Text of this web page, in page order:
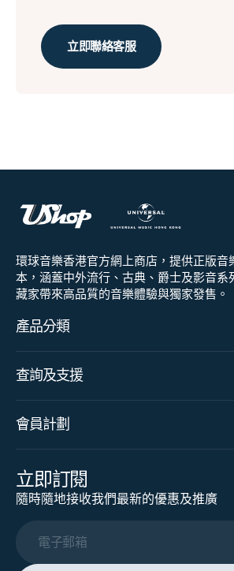
立即聯絡客服
環球音樂香港官方網上商店，提供正版音
本，涵蓋中外流行、古典、爵士及影音系
藏家帶來高品質的音樂體驗與獨家發售。
產品分類
查詢及支援
會員計劃
立即訂閱
隨時隨地接收我們最新的優惠及推廣
電子郵箱